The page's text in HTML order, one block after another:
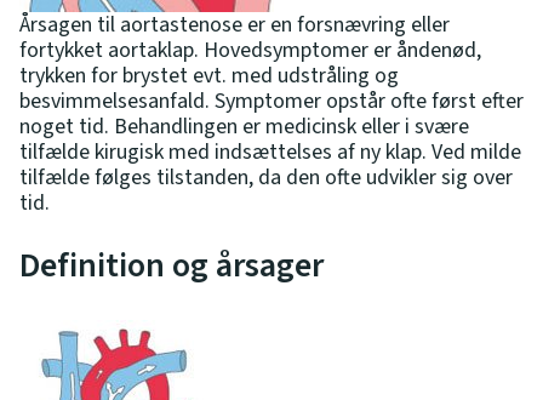
Årsagen til aortastenose er en forsnævring eller
fortykket aortaklap. Hovedsymptomer er åndenød,
trykken for brystet evt. med udstråling og
besvimmelsesanfald. Symptomer opstår ofte først efter
noget tid. Behandlingen er medicinsk eller i svære
tilfælde kirugisk med indsættelses af ny klap. Ved milde
tilfælde følges tilstanden, da den ofte udvikler sig over
tid.
Definition og årsager